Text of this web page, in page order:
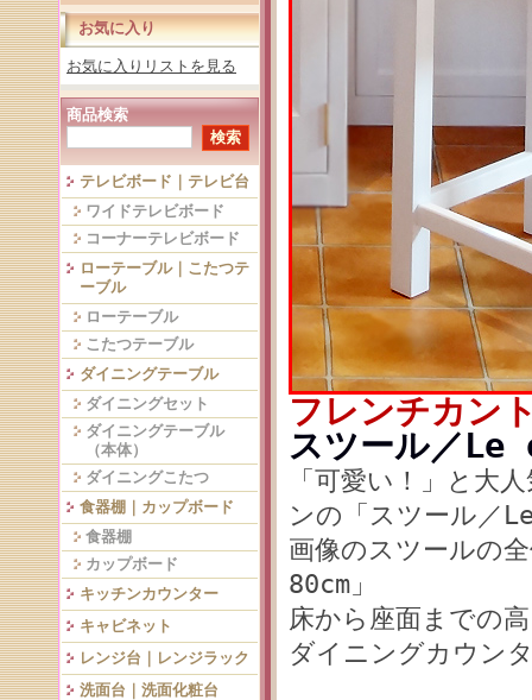
お気に入り
お気に入りリストを見る
商品検索
テレビボード｜テレビ台
ワイドテレビボード
コーナーテレビボード
ローテーブル｜こたつテ
ーブル
ローテーブル
こたつテーブル
ダイニングテーブル
ダイニングセット
ダイニングテーブル
（本体）
ダイニングこたつ
食器棚｜カップボード
食器棚
カップボード
キッチンカウンター
キャビネット
レンジ台｜レンジラック
洗面台｜洗面化粧台
フレンチカン
スツール／
「可愛い！」と
ンの「スツール／
画像のスツールの
80cm」
床から座面までの
ダイニングカウン